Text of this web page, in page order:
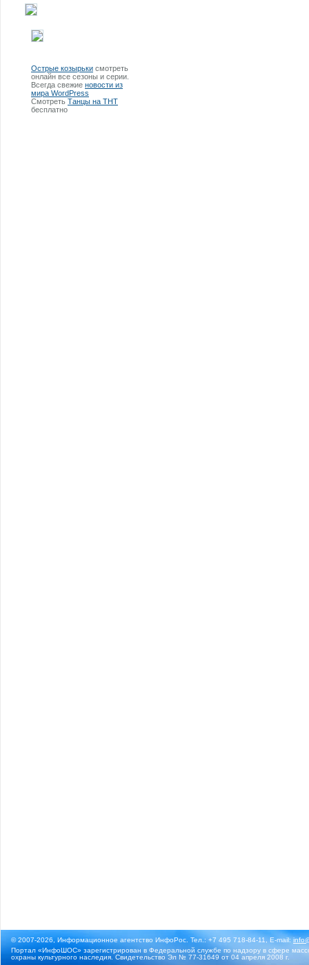
Острые козырьки смотреть
онлайн все сезоны и серии.
Всегда свежие новости из
мира WordPress
Смотреть Танцы на ТНТ
бесплатно
© 2007-2026, Информационное агентство ИнфоРос. Тел.: +7 495 718-84-11, E-mail:
Портал «ИнфоШОС» зарегистрирован в Федеральной службе по надзору в сфере
охраны культурного наследия. Свидетельство Эл № 77-31649 от 04 апреля 2008 г.